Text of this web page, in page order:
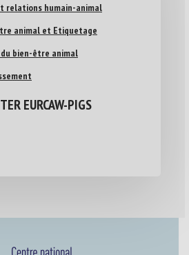
relations humain-animal
animal et Etiquetage
bien-être animal
EURCAW-PIGS